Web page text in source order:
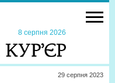
8 серпня 2026
29 серпня 2023